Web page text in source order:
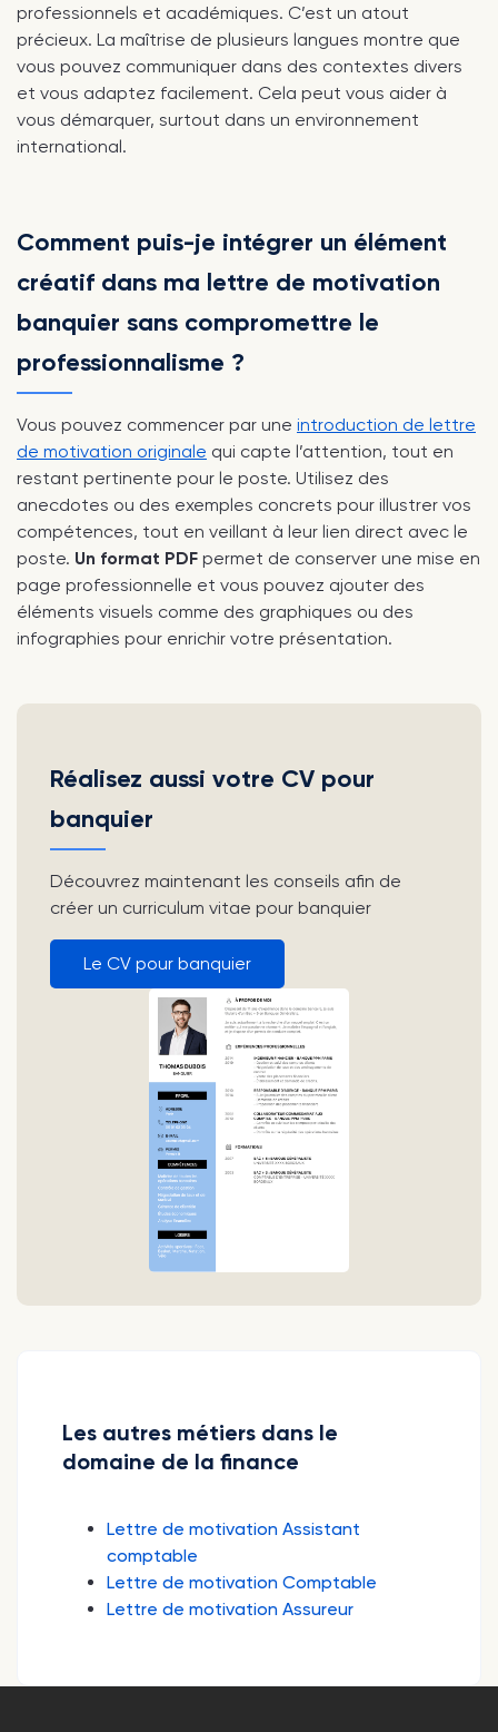
professionnels et académiques. C’est un atout
précieux. La maîtrise de plusieurs langues montre que
vous pouvez communiquer dans des contextes divers
et vous adaptez facilement. Cela peut vous aider à
vous démarquer, surtout dans un environnement
international.
Comment puis-je intégrer un élément
créatif dans ma lettre de motivation
banquier sans compromettre le
professionnalisme ?
Vous pouvez commencer par une introduction de lettre
de motivation originale qui capte l’attention, tout en
restant pertinente pour le poste. Utilisez des
anecdotes ou des exemples concrets pour illustrer vos
compétences, tout en veillant à leur lien direct avec le
poste. Un format PDF permet de conserver une mise en
page professionnelle et vous pouvez ajouter des
éléments visuels comme des graphiques ou des
infographies pour enrichir votre présentation.
Réalisez aussi votre CV pour
banquier
Découvrez maintenant les conseils afin de
créer un curriculum vitae pour banquier
Le CV pour banquier
Les autres métiers dans le
domaine de la finance
Lettre de motivation Assistant
comptable
Lettre de motivation Comptable
Lettre de motivation Assureur